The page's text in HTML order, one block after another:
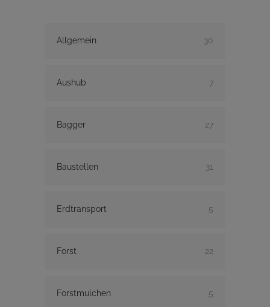
Allgemein 30
Aushub 7
Bagger 27
Baustellen 31
Erdtransport 5
Forst 22
Forstmulchen 5